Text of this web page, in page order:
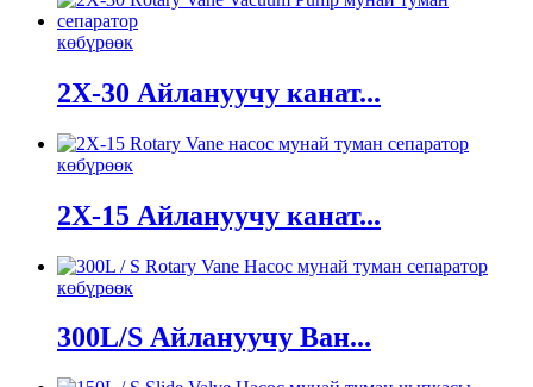
көбүрөөк
2X-30 Айлануучу канат...
көбүрөөк
2X-15 Айлануучу канат...
көбүрөөк
300L/S Айлануучу Ван...